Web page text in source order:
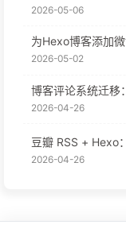
2026-05-06
为Hexo博客添加
2026-05-02
博客评论系统迁移
2026-04-26
豆瓣 RSS + Hexo
2026-04-26